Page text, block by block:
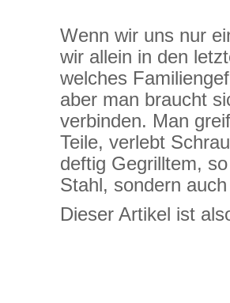
Wenn wir uns nur
wir allein in den
welches
aber man braucht
verbinden. Man
Teile, verlebt
deftig Gegrilltem,
Stahl, sondern
Dieser Artikel ist